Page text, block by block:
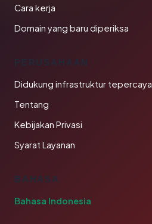
Cara kerja
Domain yang baru diperiksa
PERUSAHAAN
Didukung infrastruktur tepercaya
Tentang
Kebijakan Privasi
Syarat Layanan
BAHASA
Bahasa Indonesia